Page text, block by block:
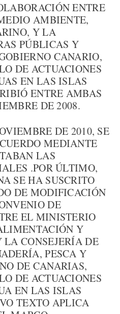
ENTRE
AMBIENTE,
Y LA
PÚBLICAS Y
CANARIO,
DE ACTUACIONES
EN LAS ISLAS
ENTRE AMBAS
DE 2008.
DE 2010, SE
MEDIANTE
LAS
.POR ÚLTIMO,
SE HA SUSCRITO
DE MODIFICACIÓN
DE
EL MINISTERIO
Y
CONSEJERÍA DE
PESCA Y
DE CANARIAS,
DE ACTUACIONES
EN LAS ISLAS
TEXTO APLICA